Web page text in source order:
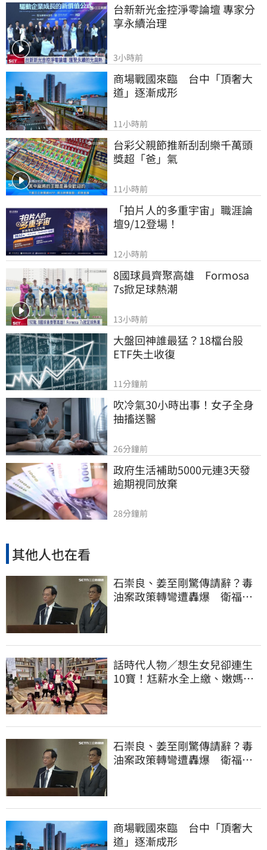
台新新光金控淨零論壇 專家分
享永續治理
3小時前
商場戰國來臨　台中「頂奢大
道」逐漸成形
11小時前
台彩父親節推新刮刮樂千萬頭
獎超「爸」氣
11小時前
「拍片人的多重宇宙」職涯論
壇9/12登場！
12小時前
8國球員齊聚高雄　Formosa
7s掀足球熱潮
13小時前
大盤回神誰最猛？18檔台股
ETF失土收復
11分鐘前
吹冷氣30小時出事！女子全身
抽搐送醫
26分鐘前
政府生活補助5000元連3天發
逾期視同放棄
28分鐘前
其他人也在看
石崇良、姜至剛驚傳請辭？毒
油案政策轉彎遭轟爆 衛福部
話時代人物／想生女兒卻連生
10寶！尪薪水全上繳、嫩媽吐
石崇良、姜至剛驚傳請辭？毒
油案政策轉彎遭轟爆 衛福部
商場戰國來臨 台中「頂奢大
道」逐漸成形